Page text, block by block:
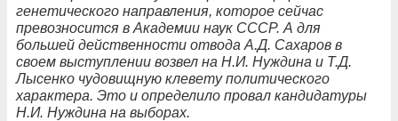
генетического направления, которое сейчас
превозносится в Академии наук СССР. А для
большей действенности отвода А.Д. Сахаров в
своем выступлении возвел на Н.И. Нуждина и Т.Д.
Лысенко чудовищную клевету политического
характера. Это и определило провал кандидатуры
Н.И. Нуждина на выборах.